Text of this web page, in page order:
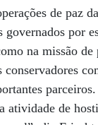
de paz
governados por
na missão
atividade de